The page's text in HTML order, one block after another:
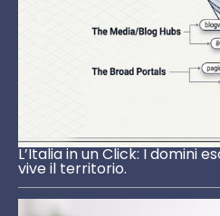
L’Italia in un Click: I domini
vive il territorio.